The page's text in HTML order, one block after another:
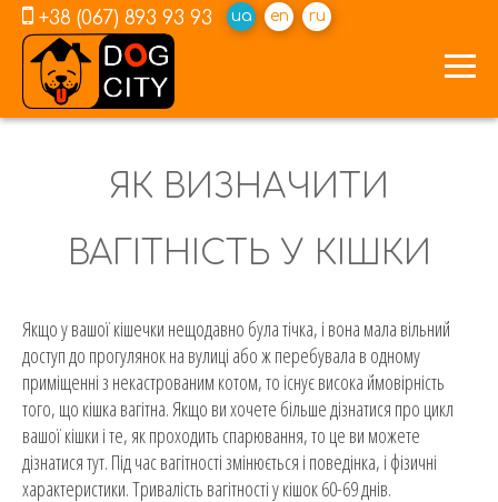
+38 (067) 893 93 93 ua en ru
ЯК ВИЗНАЧИТИ
ВАГІТНІСТЬ У КІШКИ
Якщо у вашої кішечки нещодавно була тічка, і вона мала вільний
доступ до прогулянок на вулиці або ж перебувала в одному
приміщенні з некастрованим котом, то існує висока ймовірність
того, що кішка вагітна. Якщо ви хочете більше дізнатися про цикл
вашої кішки і те, як проходить спарювання, то це ви можете
дізнатися тут. Під час вагітності змінюється і поведінка, і фізичні
характеристики. Тривалість вагітності у кішок 60-69 днів.